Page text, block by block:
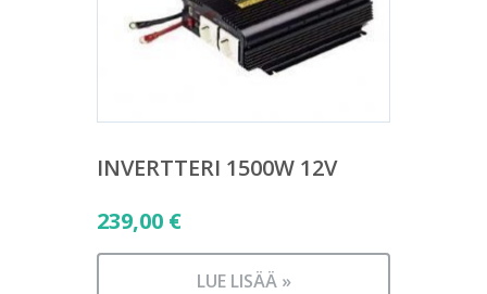
INVERTTERI 1500W 12V
239,00 €
LUE LISÄÄ »